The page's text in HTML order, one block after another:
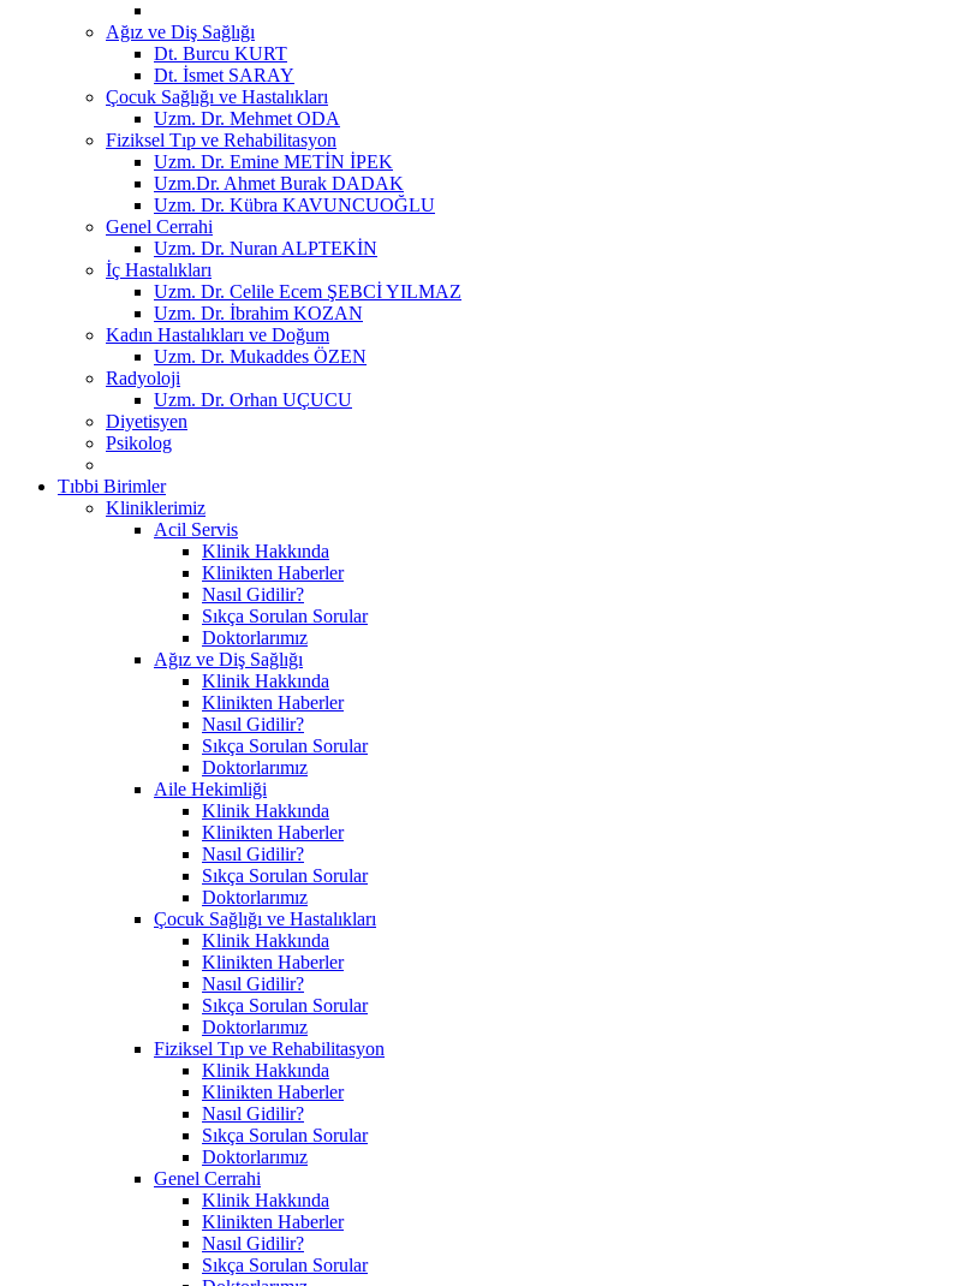
Ağız ve Diş Sağlığı
Dt. Burcu KURT
Dt. İsmet SARAY
Çocuk Sağlığı ve Hastalıkları
Uzm. Dr. Mehmet ODA
Fiziksel Tıp ve Rehabilitasyon
Uzm. Dr. Emine METİN İPEK
Uzm.Dr. Ahmet Burak DADAK
Uzm. Dr. Kübra KAVUNCUOĞLU
Genel Cerrahi
Uzm. Dr. Nuran ALPTEKİN
İç Hastalıkları
Uzm. Dr. Celile Ecem ŞEBCİ YILMAZ
Uzm. Dr. İbrahim KOZAN
Kadın Hastalıkları ve Doğum
Uzm. Dr. Mukaddes ÖZEN
Radyoloji
Uzm. Dr. Orhan UÇUCU
Diyetisyen
Psikolog
Tıbbi Birimler
Kliniklerimiz
Acil Servis
Klinik Hakkında
Klinikten Haberler
Nasıl Gidilir?
Sıkça Sorulan Sorular
Doktorlarımız
Ağız ve Diş Sağlığı
Klinik Hakkında
Klinikten Haberler
Nasıl Gidilir?
Sıkça Sorulan Sorular
Doktorlarımız
Aile Hekimliği
Klinik Hakkında
Klinikten Haberler
Nasıl Gidilir?
Sıkça Sorulan Sorular
Doktorlarımız
Çocuk Sağlığı ve Hastalıkları
Klinik Hakkında
Klinikten Haberler
Nasıl Gidilir?
Sıkça Sorulan Sorular
Doktorlarımız
Fiziksel Tıp ve Rehabilitasyon
Klinik Hakkında
Klinikten Haberler
Nasıl Gidilir?
Sıkça Sorulan Sorular
Doktorlarımız
Genel Cerrahi
Klinik Hakkında
Klinikten Haberler
Nasıl Gidilir?
Sıkça Sorulan Sorular